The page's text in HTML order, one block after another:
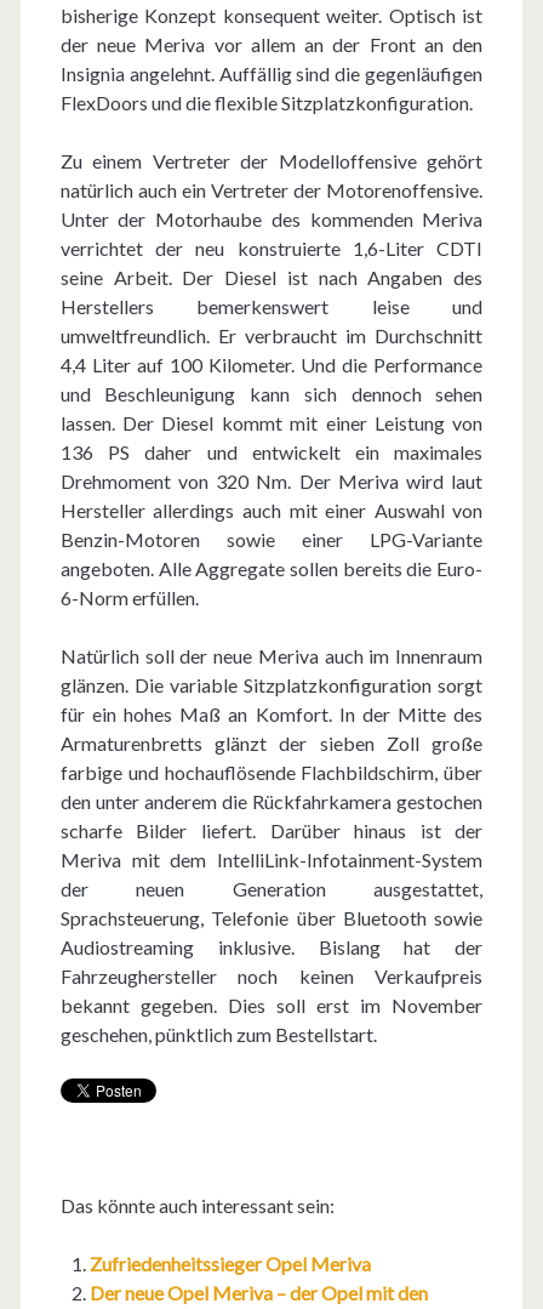
bisherige Konzept konsequent weiter. Optisch ist
der neue Meriva vor allem an der Front an den
Insignia angelehnt. Auffällig sind die gegenläufigen
FlexDoors und die flexible Sitzplatzkonfiguration.
Zu einem Vertreter der Modelloffensive gehört
natürlich auch ein Vertreter der Motorenoffensive.
Unter der Motorhaube des kommenden Meriva
verrichtet der neu konstruierte 1,6-Liter CDTI
seine Arbeit. Der Diesel ist nach Angaben des
Herstellers bemerkenswert leise und
umweltfreundlich. Er verbraucht im Durchschnitt
4,4 Liter auf 100 Kilometer. Und die Performance
und Beschleunigung kann sich dennoch sehen
lassen. Der Diesel kommt mit einer Leistung von
136 PS daher und entwickelt ein maximales
Drehmoment von 320 Nm. Der Meriva wird laut
Hersteller allerdings auch mit einer Auswahl von
Benzin-Motoren sowie einer LPG-Variante
angeboten. Alle Aggregate sollen bereits die Euro-
6-Norm erfüllen.
Natürlich soll der neue Meriva auch im Innenraum
glänzen. Die variable Sitzplatzkonfiguration sorgt
für ein hohes Maß an Komfort. In der Mitte des
Armaturenbretts glänzt der sieben Zoll große
farbige und hochauflösende Flachbildschirm, über
den unter anderem die Rückfahrkamera gestochen
scharfe Bilder liefert. Darüber hinaus ist der
Meriva mit dem IntelliLink-Infotainment-System
der neuen Generation ausgestattet,
Sprachsteuerung, Telefonie über Bluetooth sowie
Audiostreaming inklusive. Bislang hat der
Fahrzeughersteller noch keinen Verkaufpreis
bekannt gegeben. Dies soll erst im November
geschehen, pünktlich zum Bestellstart.
Das könnte auch interessant sein:
Zufriedenheitssieger Opel Meriva
Der neue Opel Meriva – der Opel mit den